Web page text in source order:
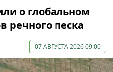
о глобальном
речного песка
07 АВГУСТА 2026 09:00